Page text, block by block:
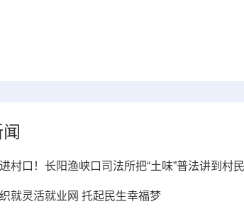
村口！长阳渔峡口司法所把“土味”普法讲到村
就灵活就业网 托起民生幸福梦